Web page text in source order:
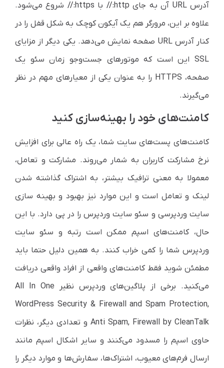
آدرس URL آن به جای http:// با https:// شروع می‌شود.
علاوه بر این، مرورگر هم یک آیکون کوچک به شکل قفل را در
کنار آدرس URL صفحه نمایش می‌دهد. یکی دیگر از مزایای
SSL این است که موتورهای جست‌وجو زمان سئو یک
صفحه، HTTPS را به عنوان یکی از معیارهای مهم در نظر
می‌گیرند.
کامنت‌های خود را بهینه‌سازی کنید
کامنت‌های پست‌های سایت شما، یک راه عالی برای افزایش
نرخ مشارکت کاربران به شمار می‌روند. مشارکت و تعامل،
معمولا به معنی ترافیک بیشتر، به اشتراک گذاشته شدن
لینک و تعامل است و این موارد نیز بهبود و بهینه سازی
سایت وردپرسی و سئو سایت وردپرس را در پی دارد. با این
حال، کامنت‌های اسپم ممکن است رتبه و سئو سایت
وردپرس شما را کمی خراب کنند. به همین دلیل حتما باید
مطمئن شوید فقط کامنت‌های واقعی از افراد واقعی دریافت
می‌کنید. برخی از پلاگین‌های وردپرس نظیر All In One
WordPress Security & Firewall and Spam Protection,
Anti Spam, Firewall by CleanTalk و تعدادی دیگر، نظرات
حاوی اسپم را مسدود می‌کنند و سایر اشکال اسپم مانند
ارسال فرم‌های معیوب، اشتراک‌ها، سفارش‌ها و موارد دیگر را